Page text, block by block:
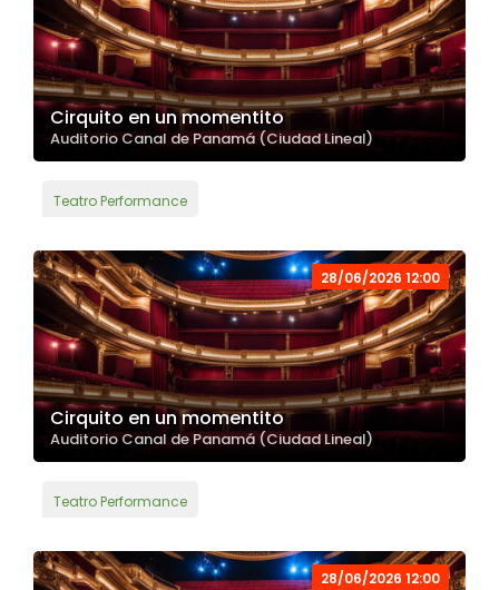
Cirquito en un momentito
Auditorio Canal de Panamá (Ciudad Lineal)
Teatro Performance
28/06/2026 12:00
Cirquito en un momentito
Auditorio Canal de Panamá (Ciudad Lineal)
Teatro Performance
28/06/2026 12:00